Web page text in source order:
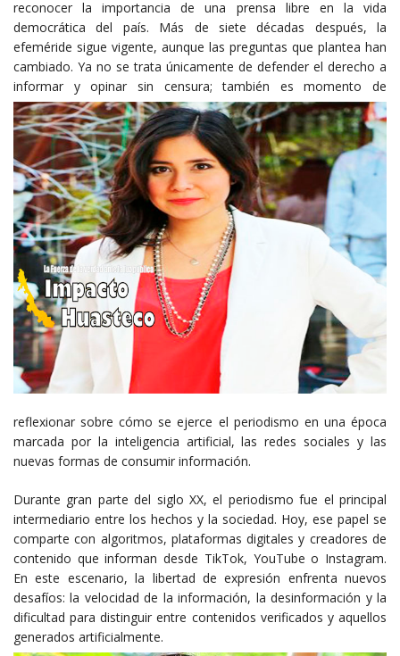
reconocer la importancia de una prensa libre en la vida
democrática del país. Más de siete décadas después, la
efeméride sigue vigente, aunque las preguntas que plantea han
cambiado. Ya no se trata únicamente de defender el derecho a
informar y opinar sin censura; también es momento de
reflexionar sobre cómo se ejerce el periodismo en una época
marcada por la inteligencia artificial, las redes sociales y las
nuevas formas de consumir información.
Durante gran parte del siglo XX, el periodismo fue el principal
intermediario entre los hechos y la sociedad. Hoy, ese papel se
comparte con algoritmos, plataformas digitales y creadores de
contenido que informan desde TikTok, YouTube o Instagram.
En este escenario, la libertad de expresión enfrenta nuevos
desafíos: la velocidad de la información, la desinformación y la
dificultad para distinguir entre contenidos verificados y aquellos
generados artificialmente.